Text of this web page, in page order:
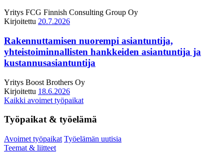
Yritys FCG Finnish Consulting Group Oy
Kirjoitettu 20.7.2026
Rakennuttamisen nuorempi asiantuntija,
yhteistoiminnallisten hankkeiden asiantuntija ja
kustannusasiantuntija
Yritys Boost Brothers Oy
Kirjoitettu 18.6.2026
Kaikki avoimet työpaikat
Työpaikat & työelämä
Avoimet työpaikat Työelämän uutisia
Teemat & liitteet